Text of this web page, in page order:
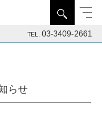
TEL. 03-3409-2661
らせ